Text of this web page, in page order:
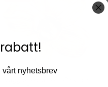
vårt nyhetsbrev